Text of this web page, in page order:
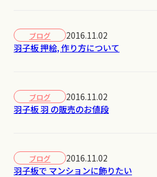
ブログ
2016.11.02
羽子板 押絵, 作り方について
ブログ
2016.11.02
羽子板 羽 の販売のお値段
ブログ
2016.11.02
羽子板で マンションに飾りたい